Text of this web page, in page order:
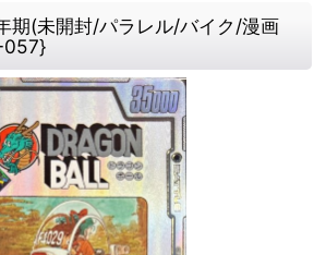
期(未開封/パラレル/バイク/漫画
057}